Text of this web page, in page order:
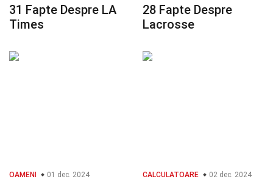
31 Fapte Despre LA
Times
28 Fapte Despre
Lacrosse
OAMENI 01 dec. 2024 CALCULATOARE 02 dec. 2024